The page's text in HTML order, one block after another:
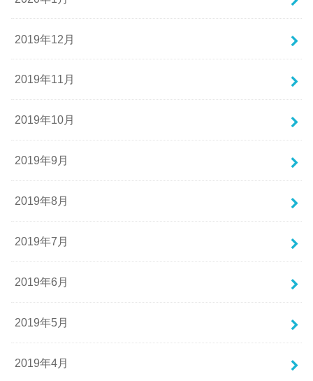
2019年12月
2019年11月
2019年10月
2019年9月
2019年8月
2019年7月
2019年6月
2019年5月
2019年4月